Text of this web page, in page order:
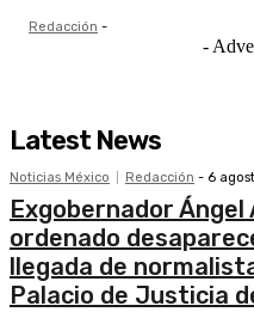
Redacción -
-
Latest News
Noticias México Redacción - 6
Exgobernador
ordenado
llegada de
Palacio de Justicia